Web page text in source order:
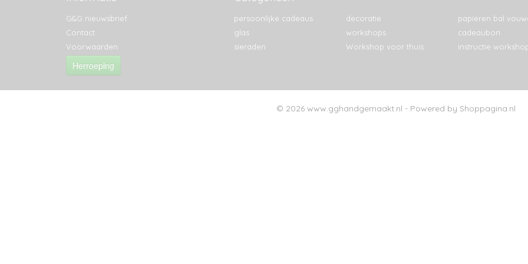
G&G nieuwsbrief
Contact
Voorwaarden
Herroeping
persoonlijke cadeaus
glas
sieraden
decoratie
workshops
Workshop voor thuis
papieren bal
cadeaubon
instructie
© 2026 www.gghandgemaakt.nl - Powered by Shoppagina.nl